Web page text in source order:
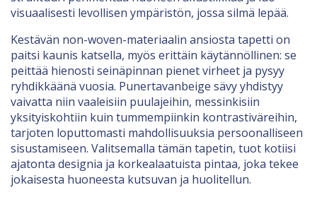
visuaalisesti levollisen ympäristön, jossa silmä lepää.
Kestävän non-woven-materiaalin ansiosta tapetti on
paitsi kaunis katsella, myös erittäin käytännöllinen: se
peittää hienosti seinäpinnan pienet virheet ja pysyy
ryhdikkäänä vuosia. Punertavanbeige sävy yhdistyy
vaivatta niin vaaleisiin puulajeihin, messinkisiin
yksityiskohtiin kuin tummempiinkin kontrastiväreihin,
tarjoten loputtomasti mahdollisuuksia persoonalliseen
sisustamiseen. Valitsemalla tämän tapetin, tuot kotiisi
ajatonta designia ja korkealaatuista pintaa, joka tekee
jokaisesta huoneesta kutsuvan ja huolitellun.